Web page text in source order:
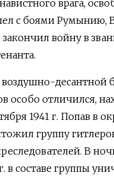
врага,
с боями Румынию,
закончил войну в
десантной
особо отличился,
1941 г. Попав в
группу
В
в составе группы